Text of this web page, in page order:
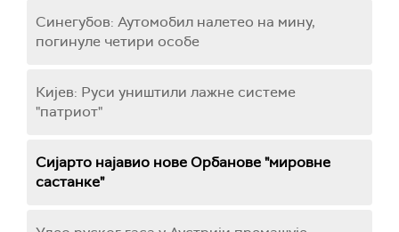
Синегубов: Аутомобил налетео на мину,
погинуле четири особе
Кијев: Руси уништили лажне системе
"патриот"
Сијарто најавио нове Орбанове "мировне
састанке"